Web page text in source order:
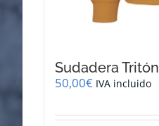
Sudadera Tritón
50,00€ IVA incluido